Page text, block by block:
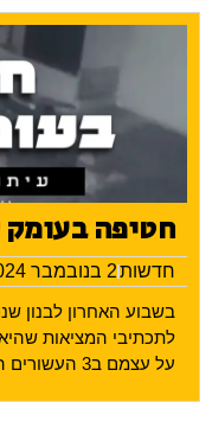
חטיפה בעומק
חדשות2 בנובמבר 2024
בשבוע האחרון לבנון
לתכתיבי המציאות
על עצמם ב3 העשורים האחרונים.